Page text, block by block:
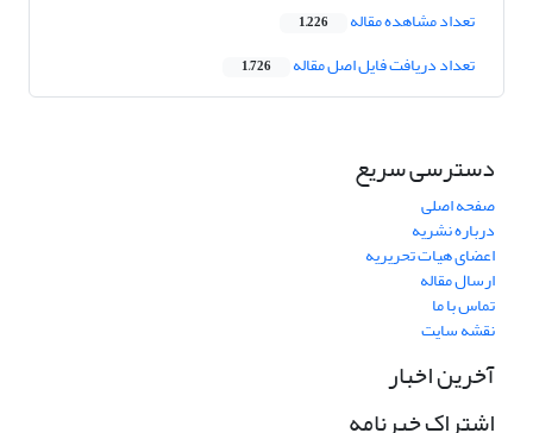
تعداد مشاهده مقاله 1,226
تعداد دریافت فایل اصل مقاله 1,726
دسترسی سریع
صفحه اصلی
درباره نشریه
اعضای هیات تحریریه
ارسال مقاله
تماس با ما
نقشه سایت
آخرین اخبار
اشتراک خبرنامه